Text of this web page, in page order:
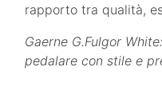
rapporto tra qualità,
Gaerne G.Fulgor
pedalare con stile e